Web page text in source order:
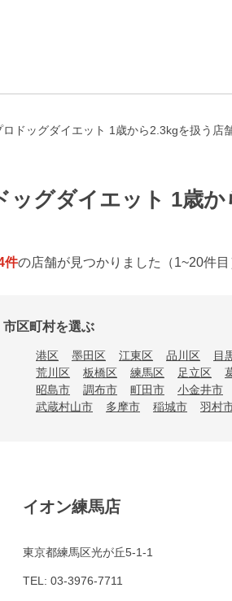
ドッグダイエット 1歳から2.3kgを扱う店
ッグダイエット 1歳
件の店舗が見つかりました （1~20件目
市区町村を選ぶ
港区 墨田区 江東区 品川区 目
荒川区
板橋区 練馬区 足立区
昭島市
調布市 町田市 小金井市
武蔵村山市
多摩市 稲城市 羽村
イオン練馬店
東京都練馬区光が丘5-1-1
TEL: 03-3976-7711